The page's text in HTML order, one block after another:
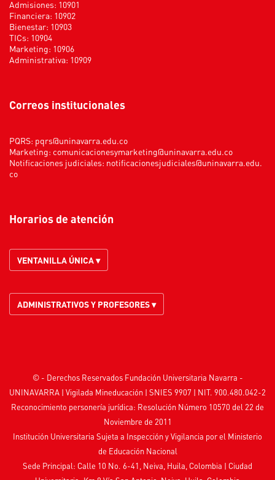
Admisiones: 10901
Financiera: 10902
Bienestar: 10903
TICs: 10904
Marketing: 10906
Administrativa: 10909
Correos institucionales
PQRS: pqrs@uninavarra.edu.co
Marketing: comunicacionesymarketing@uninavarra.edu.co
Notificaciones judiciales: notificacionesjudiciales@uninavarra.edu.
co
Horarios de atención
VENTANILLA ÚNICA ▾
ADMINISTRATIVOS Y PROFESORES ▾
© - Derechos Reservados Fundación Universitaria Navarra -
UNINAVARRA | Vigilada Mineducación | SNIES 9907 | NIT. 900.480.042-2
Reconocimiento personería jurídica: Resolución Número 10570 del 22 de
Noviembre de 2011
Institución Universitaria Sujeta a Inspección y Vigilancia por el Ministerio
de Educación Nacional
Sede Principal: Calle 10 No. 6-41, Neiva, Huila, Colombia | Ciudad